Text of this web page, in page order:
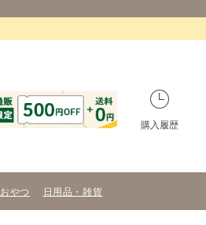
購入履歴
おやつ 日用品・雑貨